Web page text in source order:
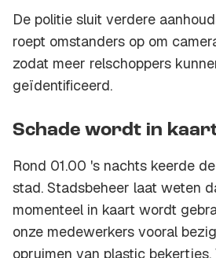
De politie sluit verdere
roept omstanders op om
zodat meer relschoppers
geïdentificeerd.
Schade wordt in
Rond 01.00 's nachts keerde
stad. Stadsbeheer laat weten
momenteel in kaart wordt
onze medewerkers vooral
opruimen van plastic bekertjes.